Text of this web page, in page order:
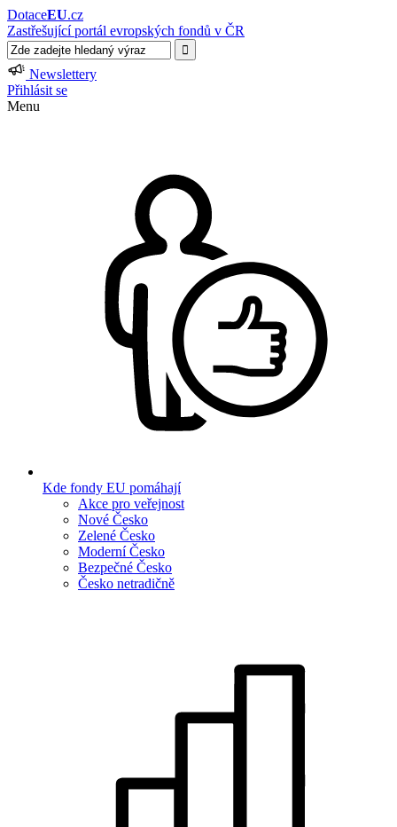
DotaceEU.cz
Zastřešující portál evropských fondů v ČR
Newslettery
Přihlásit se
Menu
Kde fondy EU pomáhají
Akce pro veřejnost
Nové Česko
Zelené Česko
Moderní Česko
Bezpečné Česko
Česko netradičně